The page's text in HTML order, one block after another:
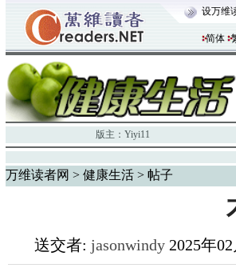
设万维
简体
版主： Yiyi11
万维读者网 > 健康生活 > 帖子
送交者: jasonwindy2025年